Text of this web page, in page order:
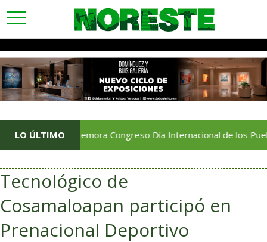
toggle
navigation
LO ÚLTIMO
Conmemora Congreso Día Internacional de los Pueblos
Tecnológico de
Cosamaloapan participó en
Prenacional Deportivo